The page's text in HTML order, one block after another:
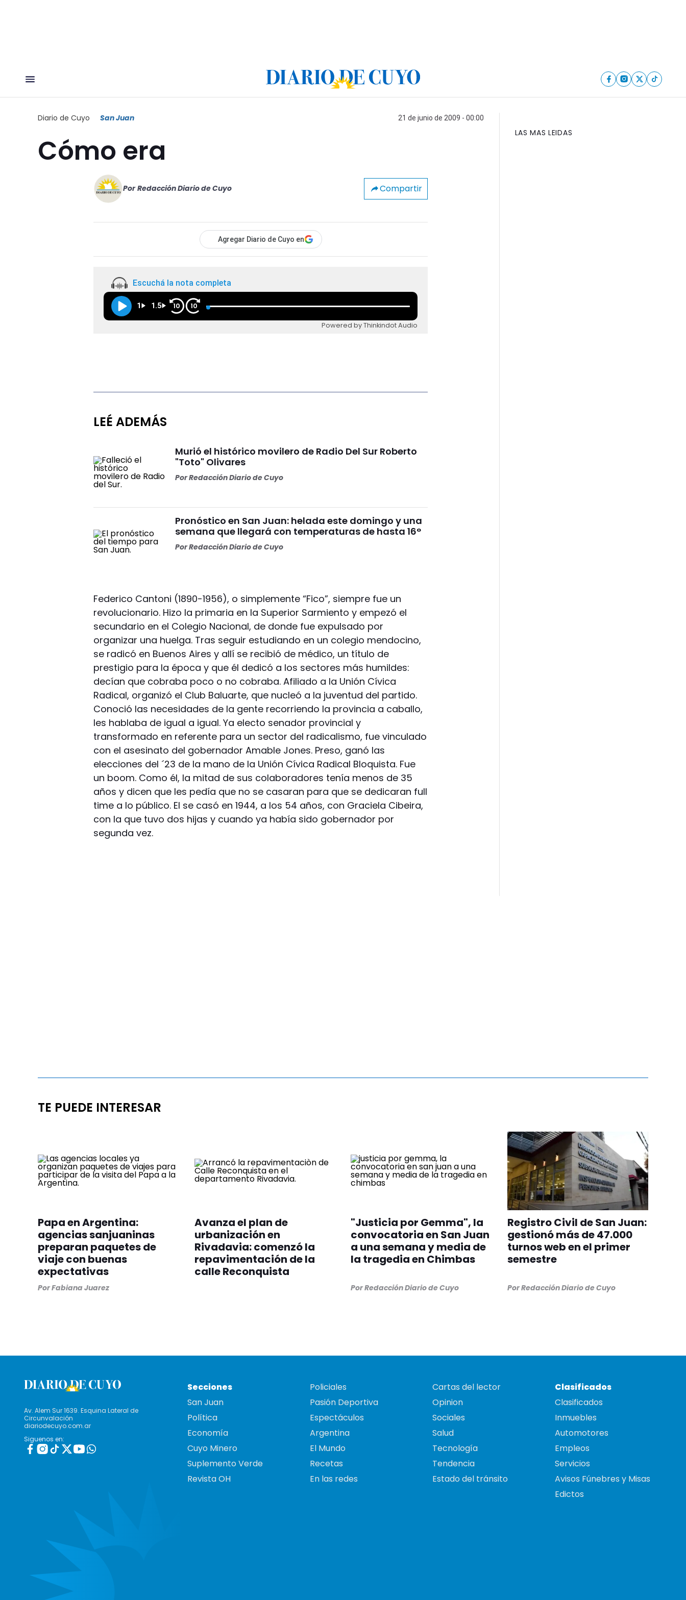
Diario de Cuyo San Juan 21 de junio de 2009 - 00:00
Cómo era
Por Redacción Diario de Cuyo Compartir
Agregar Diario de Cuyo en
Escuchá la nota completa
1 1.5 10 10
Powered by Thinkindot Audio
LEÉ ADEMÁS
Murió el histórico movilero de Radio Del Sur Roberto
"Toto" Olivares
PorRedacción Diario de Cuyo
Pronóstico en San Juan: helada este domingo y una
semana que llegará con temperaturas de hasta 16°
PorRedacción Diario de Cuyo
Federico Cantoni (1890-1956), o simplemente “Fico”, siempre fue un
revolucionario. Hizo la primaria en la Superior Sarmiento y empezó el
secundario en el Colegio Nacional, de donde fue expulsado por
organizar una huelga. Tras seguir estudiando en un colegio mendocino,
se radicó en Buenos Aires y allí se recibió de médico, un título de
prestigio para la época y que él dedicó a los sectores más humildes:
decían que cobraba poco o no cobraba. Afiliado a la Unión Cívica
Radical, organizó el Club Baluarte, que nucleó a la juventud del partido.
Conoció las necesidades de la gente recorriendo la provincia a caballo,
les hablaba de igual a igual. Ya electo senador provincial y
transformado en referente para un sector del radicalismo, fue vinculado
con el asesinato del gobernador Amable Jones. Preso, ganó las
elecciones del ´23 de la mano de la Unión Cívica Radical Bloquista. Fue
un boom. Como él, la mitad de sus colaboradores tenía menos de 35
años y dicen que les pedía que no se casaran para que se dedicaran full
time a lo público. El se casó en 1944, a los 54 años, con Graciela Cibeira,
con la que tuvo dos hijas y cuando ya había sido gobernador por
segunda vez.
LAS MAS LEIDAS
TE PUEDE INTERESAR
Papa en Argentina:
agencias sanjuaninas
preparan paquetes de
viaje con buenas
expectativas
PorFabiana Juarez
Avanza el plan de
urbanización en
Rivadavia: comenzó la
repavimentación de la
calle Reconquista
"Justicia por Gemma", la
convocatoria en San Juan
a una semana y media de
la tragedia en Chimbas
PorRedacción Diario de Cuyo
Registro Civil de San Juan:
gestionó más de 47.000
turnos web en el primer
semestre
PorRedacción Diario de Cuyo
Av. Alem Sur 1639. Esquina Lateral de
Circunvalación
diariodecuyo.com.ar
Siguenos en:
Secciones
San Juan
Política
Economía
Cuyo Minero
Suplemento Verde
Revista OH
Policiales
Pasión Deportiva
Espectáculos
Argentina
El Mundo
Recetas
En las redes
Cartas del lector
Opinion
Sociales
Salud
Tecnología
Tendencia
Estado del tránsito
Clasificados
Clasificados
Inmuebles
Automotores
Empleos
Servicios
Avisos Fúnebres y Misas
Edictos